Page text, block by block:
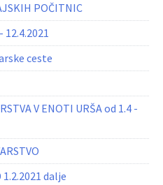
POČITNIC
12.4.2021
ceste
V ENOTI URŠA od 1.4 -
1.2.2021 dalje